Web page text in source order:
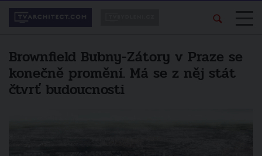
Brownfield Bubny-Zátory v Praze se
konečně promění. Má se z něj stát
čtvrť budoucnosti